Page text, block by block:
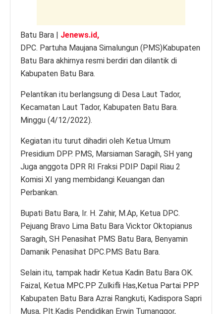
Batu Bara | Jenews.id,
DPC. Partuha Maujana Simalungun (PMS)Kabupaten
Batu Bara akhirnya resmi berdiri dan dilantik di
Kabupaten Batu Bara.
Pelantikan itu berlangsung di Desa Laut Tador,
Kecamatan Laut Tador, Kabupaten Batu Bara.
Minggu (4/12/2022).
Kegiatan itu turut dihadiri oleh Ketua Umum
Presidium DPP. PMS, Marsiaman Saragih, SH yang
Juga anggota DPR RI Fraksi PDIP Dapil Riau 2
Komisi XI yang membidangi Keuangan dan
Perbankan.
Bupati Batu Bara, Ir. H. Zahir, M.Ap, Ketua DPC.
Pejuang Bravo Lima Batu Bara Vicktor Oktopianus
Saragih, SH Penasihat PMS Batu Bara, Benyamin
Damanik Penasihat DPC.PMS Batu Bara.
Selain itu, tampak hadir Ketua Kadin Batu Bara OK.
Faizal, Ketua MPC.PP Zulkifli Has,Ketua Partai PPP
Kabupaten Batu Bara Azrai Rangkuti, Kadispora Sapri
Musa, Plt.Kadis Pendidikan Erwin Tumanggor,